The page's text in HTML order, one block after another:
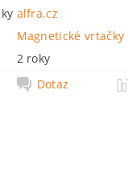
alfra.cz
Magnetické vrtačky
2 roky
Dotaz